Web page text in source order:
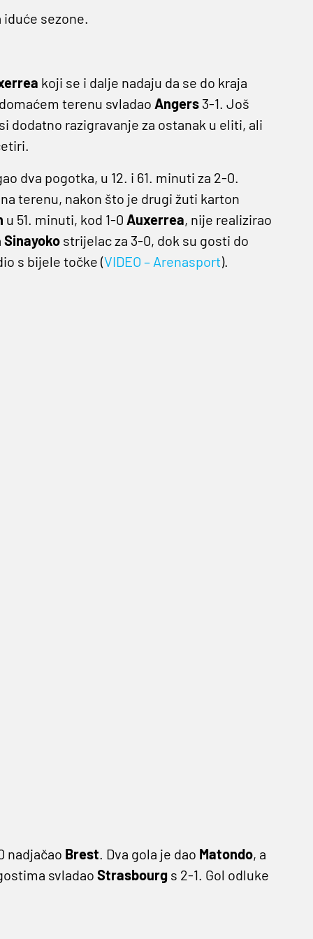
sezone.
koji se i dalje nadaju da se do kraja
terenu svladao Angers3-1. Još
dodatno razigravanje za ostanak u eliti, ali
dva pogotka, u 12. i 61. minuti za 2-0.
terenu, nakon što je drugi žuti karton
u 51. minuti, kod 1-0 Auxerrea, nije realizirao
Sinayokostrijelac za 3-0, dok su gosti do
s bijele točke (VIDEO – Arenasport).
nadjačao Brest. Dva gola je dao Matondo, a
svladao Strasbourgs 2-1. Gol odluke